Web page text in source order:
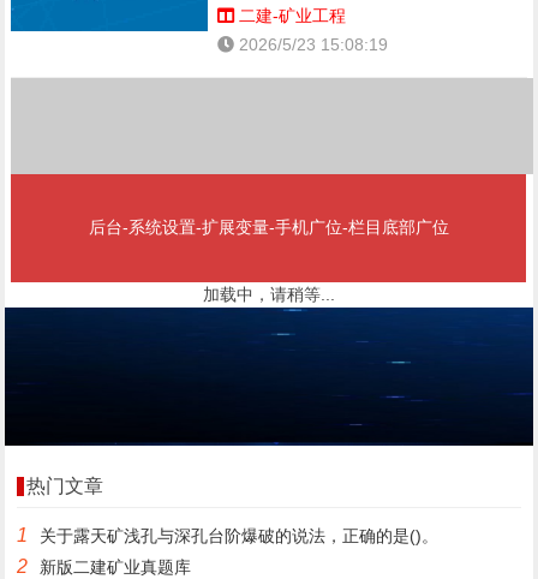
二建-矿业工程
2026/5/23 15:08:19
后台-系统设置-扩展变量-手机广位-栏目底部广位
加载中，请稍等...
热门文章
1 关于露天矿浅孔与深孔台阶爆破的说法，正确的是()。
2 新版二建矿业真题库